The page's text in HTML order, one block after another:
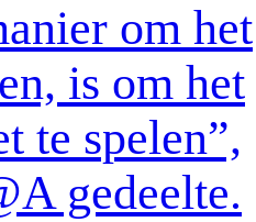
om het
is om het
te spelen”,
gedeelte.